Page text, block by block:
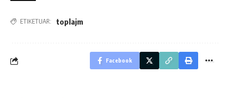
ETIKETUAR: toplajm
Facebook